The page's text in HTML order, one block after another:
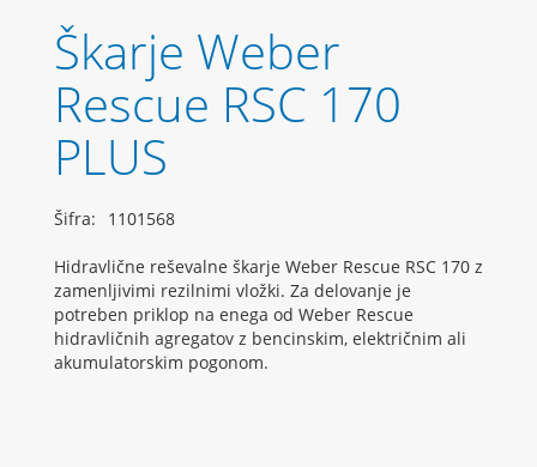
Škarje Weber
Rescue RSC 170
PLUS
Šifra: 1101568
Hidravlične reševalne škarje Weber Rescue RSC 170 z
zamenljivimi rezilnimi vložki. Za delovanje je
potreben priklop na enega od Weber Rescue
hidravličnih agregatov z bencinskim, električnim ali
akumulatorskim pogonom.